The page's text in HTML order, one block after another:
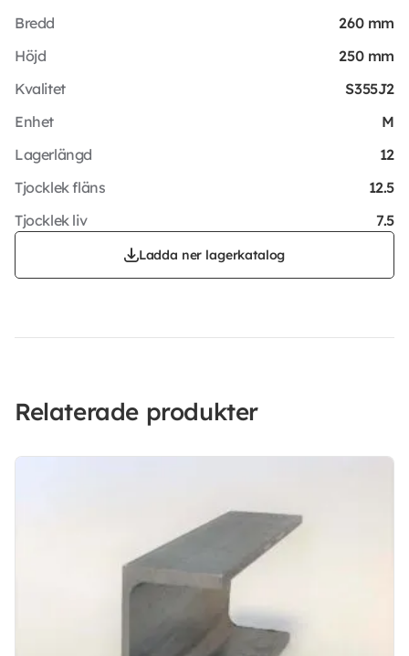
Bredd
260 mm
Höjd
250 mm
Kvalitet
S355J2
Enhet
M
Lagerlängd
12
Tjocklek fläns
12.5
Tjocklek liv
7.5
Ladda ner lagerkatalog
Relaterade produkter